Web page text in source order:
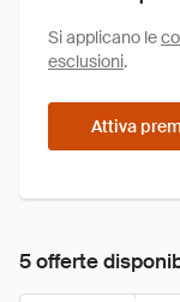
Si applicano le
esclusioni.
Attiva
5 offerte